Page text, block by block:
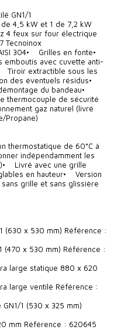
GN1/1
4,5 kW et 1 de 7,2 kW
4 feux sur four électrique
Tecnoinox
304• Grilles en fonte•
avec cuvette anti-
Tiroir extractible sous les
des éventuels résidus•
du bandeau•
thermocouple de sécurité
gaz naturel (livré
Propane)
de 60°C à
indépendamment les
Livré avec une grille
en hauteur• Version
grille et sans glissière
(630 x 530 mm) Référence :
(470 x 530 mm) Référence :
large statique 880 x 620
large ventilé Référence :
1 (530 x 325 mm)
mm Référence : 620645